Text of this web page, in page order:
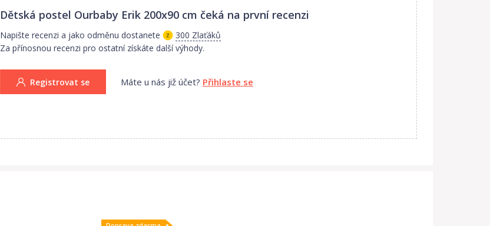
Dětská postel Ourbaby Erik 200x90 cm čeká na první recenzi
Napište recenzi a jako odměnu dostanete
300 Zlaťáků
Za přínosnou recenzi pro ostatní získáte další výhody.
Registrovat se Máte u nás již účet? Přihlaste se